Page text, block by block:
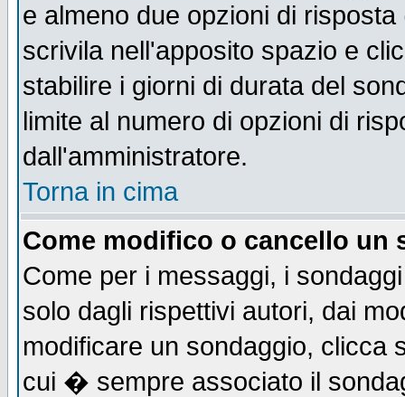
e almeno due opzioni di
scrivila nell'apposito spazio e
stabilire i giorni di durata del
limite al numero di opzioni di
dall'amministratore.
Torna in cima
Come modifico o cancello un
Come per i messaggi, i
solo dagli rispettivi autori, dai
modificare un sondaggio, clicca
cui � sempre associato il